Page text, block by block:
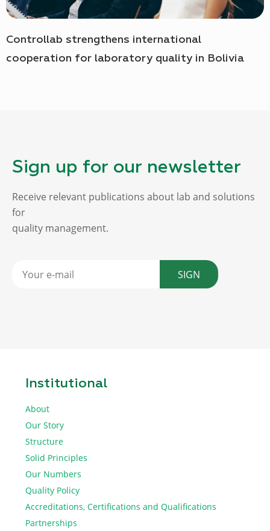
Controllab strengthens international
cooperation for laboratory quality in Bolivia
Sign up for our newsletter
Receive relevant publications about lab and solutions
for
quality management.
SIGN
Institutional
About
Our Story
Structure
Solid Principles
Our Numbers
Quality Policy
Accreditations, Certifications and Qualifications
Partnerships